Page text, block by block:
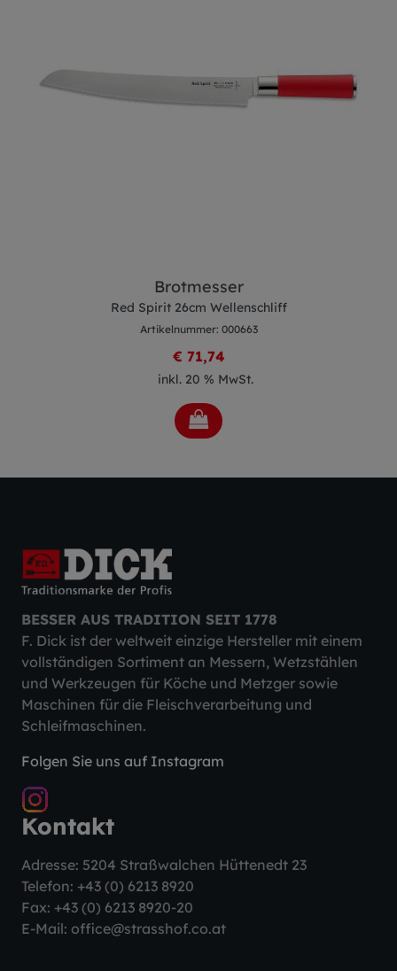
Brotmesser
Red Spirit 26cm Wellenschliff
Artikelnummer: 000663
€ 71,74
inkl. 20 % MwSt.
BESSER AUS TRADITION SEIT 1778
F. Dick ist der weltweit einzige Hersteller mit einem
vollständigen Sortiment an Messern, Wetzstählen
und Werkzeugen für Köche und Metzger sowie
Maschinen für die Fleischverarbeitung und
Schleifmaschinen.
Folgen Sie uns auf Instagram
Kontakt
Adresse: 5204 Straßwalchen Hüttenedt 23
Telefon: +43 (0) 6213 8920
Fax: +43 (0) 6213 8920-20
E-Mail: office@strasshof.co.at